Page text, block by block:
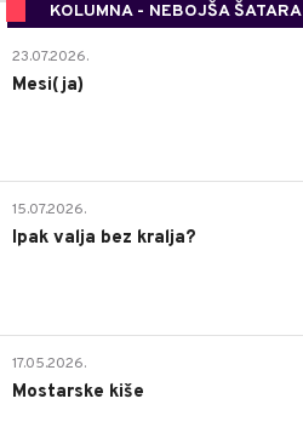
KOLUMNA - NEBOJŠA ŠATARA
23.07.2026.
Mesi(ja)
15.07.2026.
Ipak valja bez kralja?
17.05.2026.
Mostarske kiše